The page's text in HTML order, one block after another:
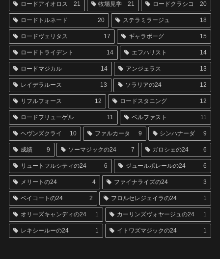
ロードアイオロス 21 牧場見学 21 ロードクラシコ 20
ロードトルネード 20 ステラミラージュ 18
ロードヴェリタス 17 ギャラボーグ 15
ロードトライデント 14 エフハリスト 14
ロードマジカル 14 アンジェラス 13
レイデラルース 13 ソラリアの24 12
リフルフォース 12 ロードスタニング 12
ロードフリューゲル 11 ベルファスト 11
ヘヴンズクライ 10 ファルカータ 9 シンハナーダ 9
成績 9 ソーマジックの24 7 ガロシェの24 6
リュートフルシティの24 6 ジュールポレールの24 6
メリートの24 4 ファイナライズの24 3
ベイコートの24 2 フロルセレジェイラの24 1
オリーズキャンディの24 1 カーリンズヴォヤージュの24 1
レキシールーの24 1 イトワズマジックの24 1